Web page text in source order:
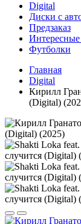
Digital
Диски с
Предзаказ
Футболки
Главная
Digital
Кирилл
(Digital)